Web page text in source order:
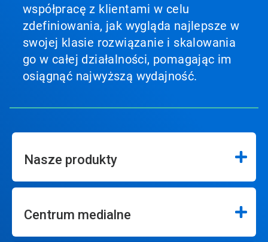
współpracę z klientami w celu
zdefiniowania, jak wygląda najlepsze w
swojej klasie rozwiązanie i skalowania
go w całej działalności, pomagając im
osiągnąć najwyższą wydajność.
Nasze produkty
Centrum medialne